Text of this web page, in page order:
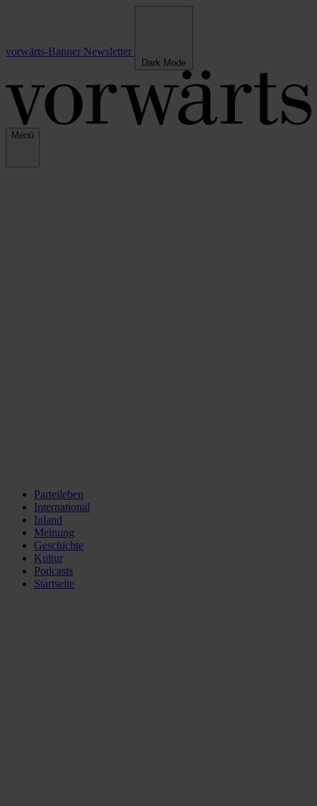
vorwärts-Banner Newsletter
Dark Mode
Menü
Parteileben
International
Inland
Meinung
Geschichte
Kultur
Podcasts
Startseite